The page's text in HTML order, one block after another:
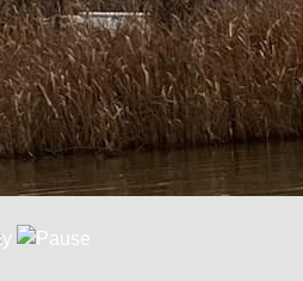
Fő út 152.
Mindszenty u. 16/b.
364 4229
ugyvitel@dmtk.hu